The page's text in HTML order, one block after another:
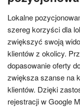
Lokalne
szereg korzyści dla
zwiększyć swoją
klientów z okolicy.
dopasowanie oferty
zwiększa szanse na
klientów. Dzięki
rejestracji w Google